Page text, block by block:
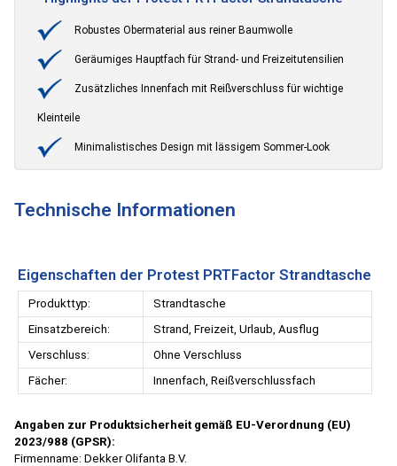
Robustes Obermaterial aus reiner Baumwolle
Geräumiges Hauptfach für Strand- und Freizeitutensilien
Zusätzliches Innenfach mit Reißverschluss für wichtige
Kleinteile
Minimalistisches Design mit lässigem Sommer-Look
Technische Informationen
Eigenschaften der Protest PRTFactor Strandtasche
Produkttyp:
Strandtasche
Einsatzbereich:
Strand, Freizeit, Urlaub, Ausflug
Verschluss:
Ohne Verschluss
Fächer:
Innenfach, Reißverschlussfach
Angaben zur Produktsicherheit gemäß EU-Verordnung (EU)
2023/988 (GPSR):
Firmenname: Dekker Olifanta B.V.